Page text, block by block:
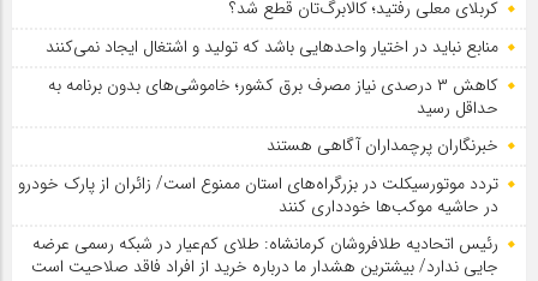
کربلای معلی رفتید؛ کالابرگ‌تان قطع شد؟
منابع نباید در اختیار واحدهایی باشد که تولید و اشتغال ایجاد نمی‌کنند
کاهش ۳ درصدی نیاز مصرف برق کشور؛ خاموشی‌های بدون برنامه به
حداقل رسید
خبرنگاران پرچمداران آگاهی هستند
تردد موتورسیکلت در بزرگراه‌های استان ممنوع است/ زائران از پارک خودرو
در حاشیه موکب‌ها خودداری کنند
رئیس اتحادیه طلافروشان کرمانشاه: طلای کم‌عیار در شبکه رسمی عرضه
جایی ندارد/ بیشترین هشدار ما درباره خرید از افراد فاقد صلاحیت است